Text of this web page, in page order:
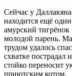
Сейчас у
находится ещё
амурский тигрёнок
молодой парень.
трудом удалось
схватке пострадал
стойко переносит
приютским котом.